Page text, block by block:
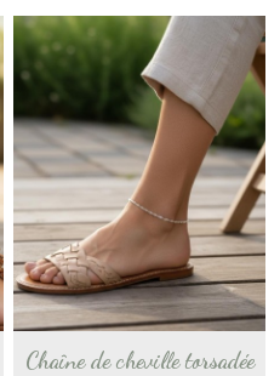
Chaîne de cheville torsadée